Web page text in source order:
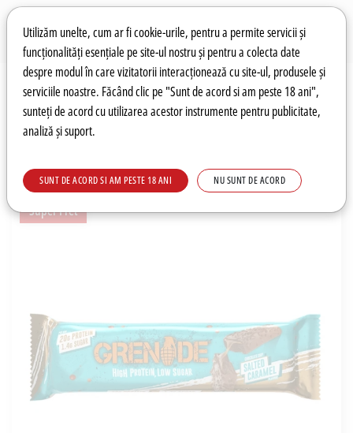
Preferințe pentru cookie-uri
Utilizăm unelte, cum ar fi cookie-urile, pentru a permite servicii și
funcționalități esențiale pe site-ul nostru și pentru a colecta date
despre modul în care vizitatorii interacționează cu site-ul, produsele și
serviciile noastre. Făcând clic pe "Sunt de acord si am peste 18 ani",
sunteți de acord cu utilizarea acestor instrumente pentru publicitate,
analiză și suport.
SUNT DE ACORD SI AM PESTE 18 ANI NU SUNT DE ACORD
Wishlist Autentificare
Super Pret